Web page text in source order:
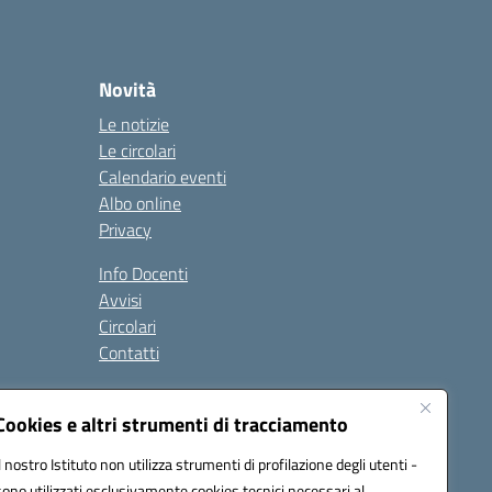
e altri strumenti di tracciamento
nostro Istituto non utilizza strumenti di profilazione degli utenti -
Novità
Le notizie
Le circolari
Calendario eventi
Albo online
Privacy
Info Docenti
Avvisi
Circolari
Contatti
Seguici su: